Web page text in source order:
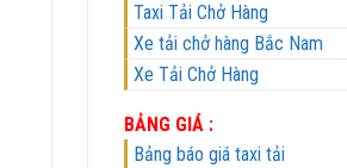
Taxi Tải Chở Hàng
Xe tải chở hàng Bắc Nam
Xe Tải Chở Hàng
BẢNG GIÁ :
Bảng báo giá taxi tải